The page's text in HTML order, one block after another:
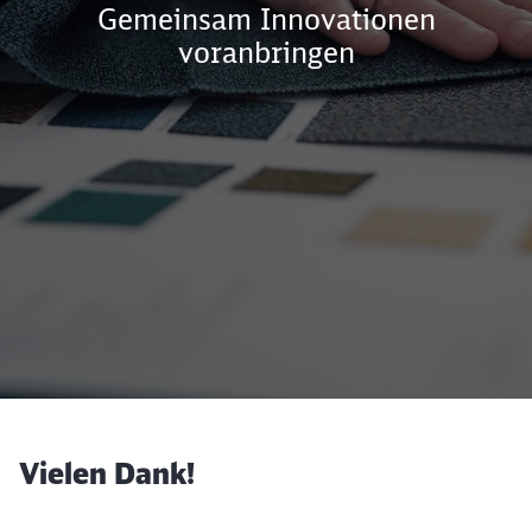
Gemeinsam Innovationen
voranbringen
Vielen Dank!